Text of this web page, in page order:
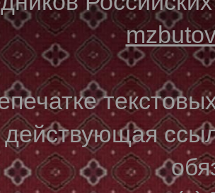
действующая